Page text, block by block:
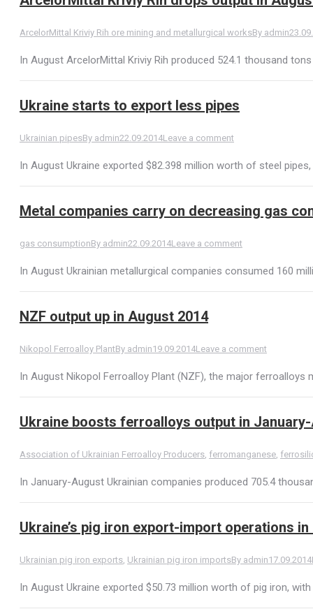
ArcelorMittal Kriviy Rih ore mining and metallurgical worksBy admin
In August ArcelorMittal Kriviy Rih produced 524.1 thousand
Ukraine starts to export less pipes
Ukrainian pipesBy admin22.09.2014Leave a comment
In August Ukraine exported $82.398 million worth of steel
Metal companies carry on decreasing gas
gas consumptionBy admin22.09.2014Leave a comment
In August Ukrainian metallurgical companies consumed 160
NZF output up in August 2014
Nikopol Ferroalloy PlantBy admin19.09.2014Leave a comment
In August Nikopol Ferroalloy Plant (NZF), the major
Ukraine boosts ferroalloys output in
Association of Ukrainian Ferroalloy Producers ferromanganese
In January-August Ukrainian companies produced 705.4
Ukraine’s pig iron export-import operations
Ukrainian pig iron exports Ukrainian pig iron importsBy admin17.09.2014
In August Ukraine exported $50.73 million worth of pig iron,